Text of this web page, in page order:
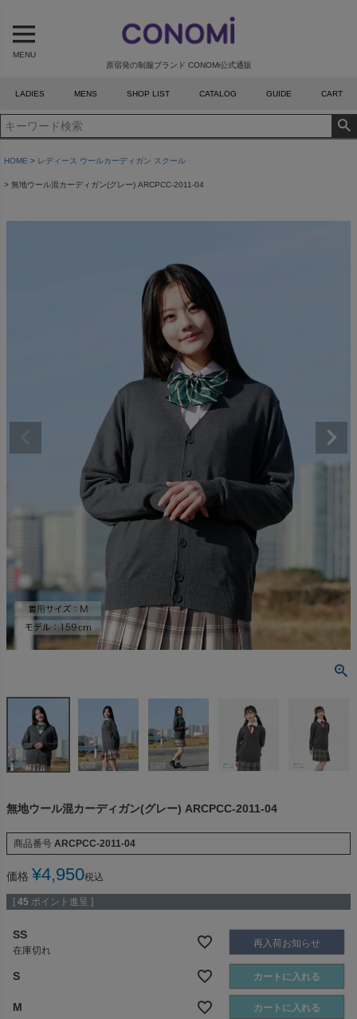
原宿発の制服ブランド CONOMi公式通販
MENU
LADIES MENS SHOP LIST CATALOG GUIDE CART
HOME レディース ウールカーディガン スクール
無地ウール混カーディガン(グレー) ARCPCC-2011-04
無地ウール混カーディガン(グレー) ARCPCC-2011-04
商品番号 ARCPCC-2011-04
価格 ¥4,950税込
[ 45 ポイント進呈 ]
SS
在庫切れ
再入荷お知らせ
S カートに入れる
M カートに入れる